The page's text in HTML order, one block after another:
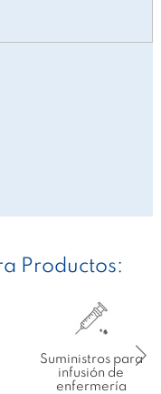
Productos:
Suministros para
infusión de
enfermería